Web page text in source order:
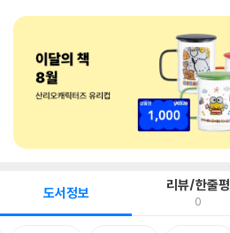
도서정보 리뷰/한줄평
0